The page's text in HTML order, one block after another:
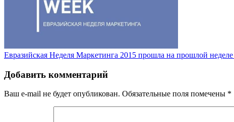
Евразийская Неделя Маркетинга 2015 прошла на прошлой
Добавить комментарий
Ваш e-mail не будет опубликован. Обязательные поля помечены *